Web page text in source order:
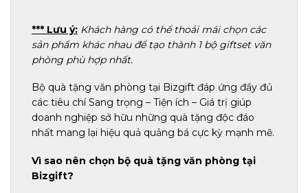
*** Lưu ý: Khách hàng có thể thoải mái chọn các
sản phẩm khác nhau để tạo thành 1 bộ giftset văn
phòng phù hợp nhất.
Bộ quà tặng văn phòng tại Bizgift đáp ứng đầy đủ
các tiêu chí Sang trọng – Tiện ích – Giá trị giúp
doanh nghiệp sở hữu những quà tặng độc đáo
nhất mang lại hiệu quả quảng bá cực kỳ mạnh mẽ.
Vì sao nên chọn bộ quà tặng văn phòng tại
Bizgift?